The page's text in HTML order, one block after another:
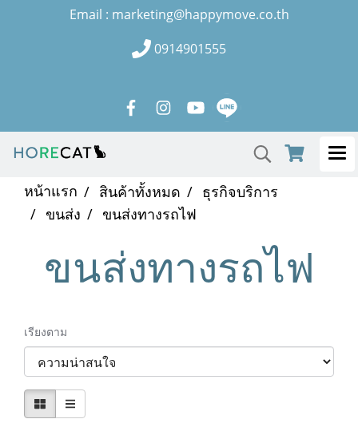
Email : marketing@happymove.co.th
0914901555
หน้าแรก สินค้าทั้งหมด
ธุรกิจบริการ
ขนส่ง
ขนส่งทางรถไฟ
ขนส่งทางรถไฟ
เรียงตาม